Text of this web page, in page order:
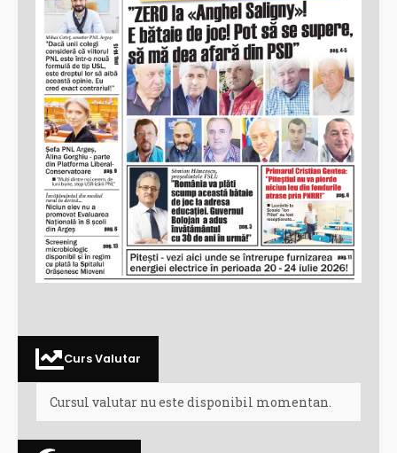
Curs Valutar
Cursul valutar nu este disponibil momentan.